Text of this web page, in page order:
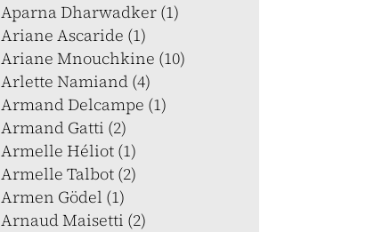
Aparna Dharwadker (1)
Ariane Ascaride (1)
Ariane Mnouchkine (10)
Arlette Namiand (4)
Armand Delcampe (1)
Armand Gatti (2)
Armelle Héliot (1)
Armelle Talbot (2)
Armen Gödel (1)
Arnaud Maisetti (2)